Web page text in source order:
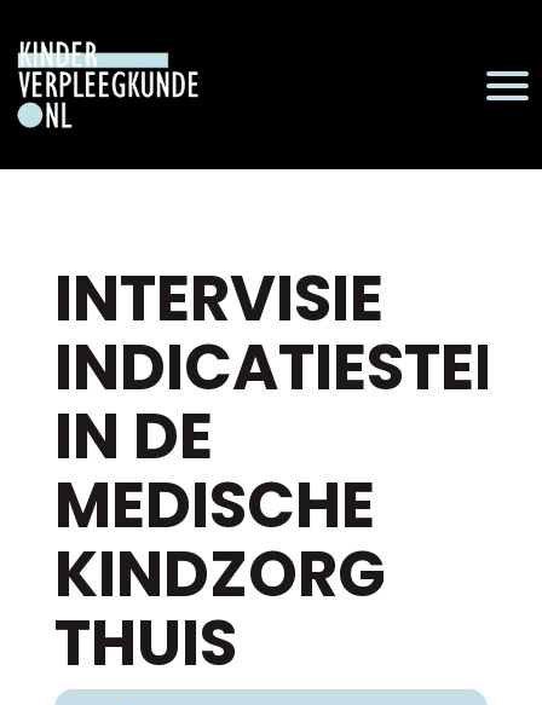
INTERVISIE
IN DE
MEDISCHE
KINDZORG
THUIS